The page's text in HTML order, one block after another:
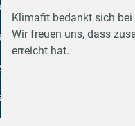
Klimafit bedankt sich
Wir freuen uns, dass
erreicht hat.